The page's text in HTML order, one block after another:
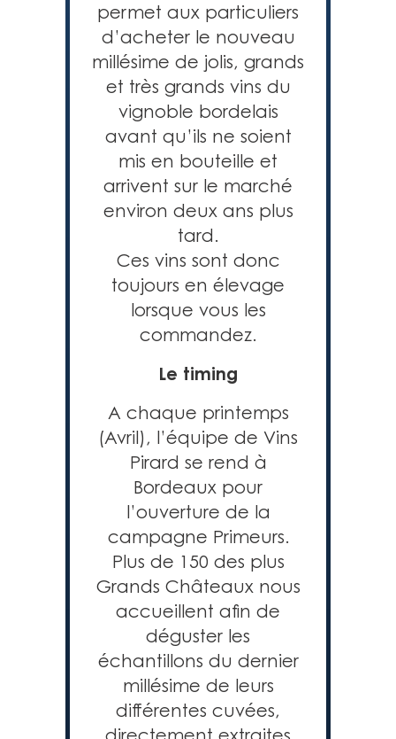
permet aux particuliers
d’acheter le nouveau
millésime de jolis, grands
et très grands vins du
vignoble bordelais
avant qu’ils ne soient
mis en bouteille et
arrivent sur le marché
environ deux ans plus
tard.
Ces vins sont donc
toujours en élevage
lorsque vous les
commandez.
Le timing
A chaque printemps
(Avril), l’équipe de Vins
Pirard se rend à
Bordeaux pour
l’ouverture de la
campagne Primeurs.
Plus de 150 des plus
Grands Châteaux nous
accueillent afin de
déguster les
échantillons du dernier
millésime de leurs
différentes cuvées,